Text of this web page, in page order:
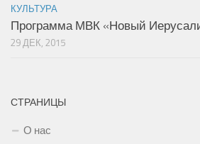
КУЛЬТУРА
Программа МВК «Новый
29 ДЕК, 2015
СТРАНИЦЫ
О нас